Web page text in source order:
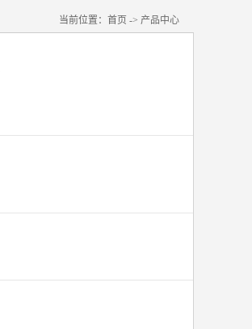
当前位置： 首页 -> 产品中心